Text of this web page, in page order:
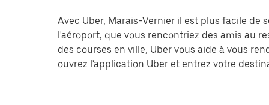
Avec Uber, Marais-Vernier il est plus facile de
l'aéroport, que vous rencontriez des amis au
des courses en ville, Uber vous aide à vous
ouvrez l'application Uber et entrez votre